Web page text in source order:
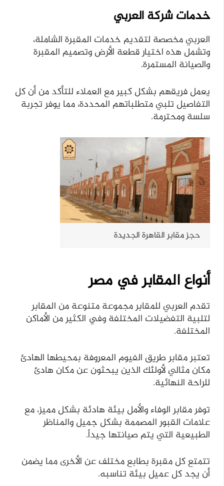
خدمات شركة العربي
العربي مخصصة لتقديم خدمات المقبرة الشاملة،
وتشمل هذه اختيار قطعة الأرض وتصميم المقبرة
والصيانة المستمرة.
يعمل فريقهم بشكل كبير مع العملاء للتأكد من أن كل
التفاصيل تلبي متطلباتهم المحددة، مما يوفر تجربة
سلسة ومحترمة.
حجز مقابر القاهرة الجديدة
أنواع المقابر في مصر
تقدم العربي للمقابر مجموعة متنوعة من المقابر
لتلبية التفضيلات المختلفة وفي الكثير من الأماكن
المختلفة.
تعتبر مقابر طريق الفيوم المعروفة بمحيطها الهادئ
مكان مثالي لأولئك الذين يبحثون عن مكان هادئ
للراحة النهائية.
توفر مقابر الوفاء والأمل بيئة هادئة بشكل مميز، مع
علامات القبور المصممة بشكل جميل والمناظر
الطبيعية التي يتم صيانتها جيداً.
تتمتع كل مقبرة بطابع مختلف عن الأخرى مما يضمن
أن يجد كل عميل بيئة تناسبه.